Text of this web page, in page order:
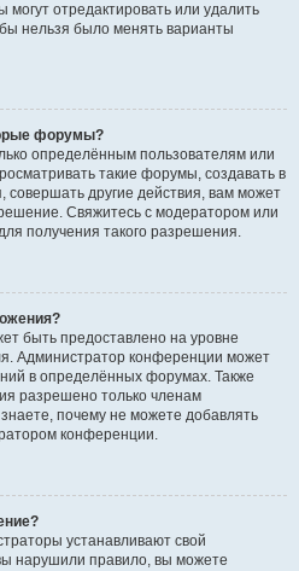
отредактировать или удалить
нельзя было менять варианты
форумы?
определённым пользователям или
такие форумы, создавать в
другие действия, вам может
Свяжитесь с модератором или
получения такого разрешения.
быть предоставлено на уровне
Администратор конференции может
в определённых форумах. Также
разрешено только членам
почему не можете добавлять
конференции.
устанавливают свой
нарушили правило, вы можете